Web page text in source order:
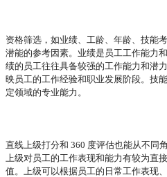
资格筛选，如业绩、工龄、年龄、技能
潜能的参考因素。业绩是员工工作能力
绩的员工往往具备较强的工作能力和潜
映员工的工作经验和职业发展阶段。技
定领域的专业能力。
直线上级打分和 360 度评估也能从不同
上级对员工的工作表现和能力有较为直
值。上级可以根据员工的日常工作表现